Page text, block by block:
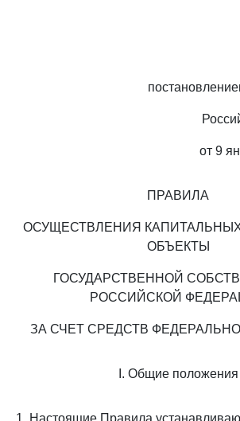
от 9
ПРАВИЛА
ОСУЩЕСТВЛЕНИЯ
ОБЪЕКТЫ
ГОСУДАРСТВЕННОЙ
РОССИЙСКОЙ
ЗА СЧЕТ СРЕДСТВ
I. Общие положения
1. Настоящие Правила